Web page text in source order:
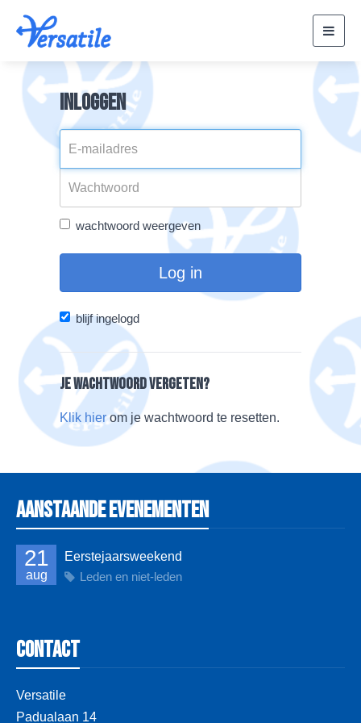
Inloggen
wachtwoord weergeven
Log in
blijf ingelogd
Je wachtwoord vergeten?
Klik hierom je wachtwoord te resetten.
Aanstaande evenementen
21
aug
Eerstejaarsweekend
Leden en niet-leden
Contact
Versatile
Padualaan 14